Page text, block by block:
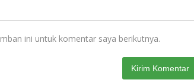
ini untuk komentar saya berikutnya.